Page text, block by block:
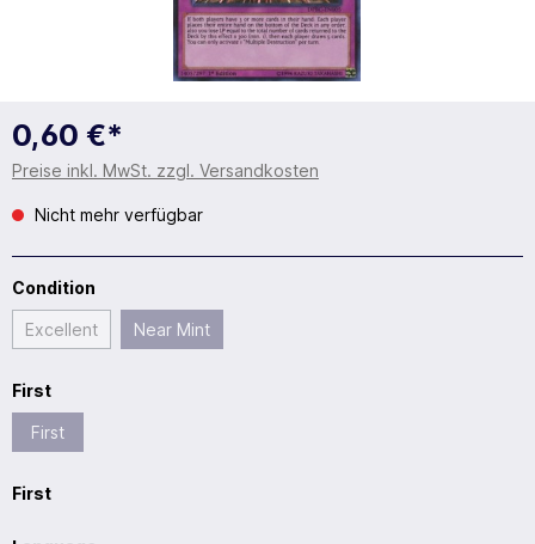
0,60 €*
Preise inkl. MwSt. zzgl. Versandkosten
Nicht mehr verfügbar
Condition
Excellent Near Mint
First
First
First